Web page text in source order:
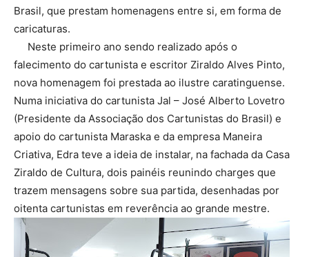
Brasil, que prestam homenagens entre si, em forma de
caricaturas.
Neste primeiro ano sendo realizado após o
falecimento do cartunista e escritor Ziraldo Alves Pinto,
nova homenagem foi prestada ao ilustre caratinguense.
Numa iniciativa do cartunista Jal – José Alberto Lovetro
(Presidente da Associação dos Cartunistas do Brasil) e
apoio do cartunista Maraska e da empresa Maneira
Criativa, Edra teve a ideia de instalar, na fachada da Casa
Ziraldo de Cultura, dois painéis reunindo charges que
trazem mensagens sobre sua partida, desenhadas por
oitenta cartunistas em reverência ao grande mestre.